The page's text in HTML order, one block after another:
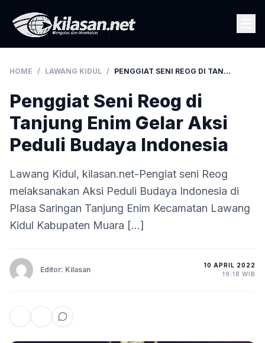
HOME / LAWANG KIDUL / PENGGIAT SENI REOG DI TANJUNG ENIM GELAR AKSI PEDULI BUDAYA INDONESIA
Penggiat Seni Reog di
Tanjung Enim Gelar Aksi
Peduli Budaya Indonesia
Lawang Kidul, kilasan.net-Pengiat seni Reog
melaksanakan Aksi Peduli Budaya Indonesia di
Plasa Saringan Tanjung Enim Kecamatan Lawang
Kidul Kabupaten Muara […]
Editor: Kilasan
10 APRIL 2022
19:18 WIB